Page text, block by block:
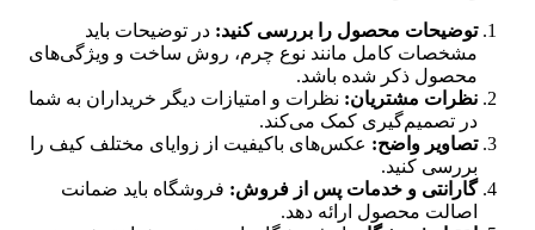
توضیحات محصول را بررسی کنید: در توضیحات باید
مشخصات کامل مانند نوع چرم، روش ساخت و ویژگی‌های
محصول ذکر شده باشد.
نظرات مشتریان: نظرات و امتیازات دیگر خریداران به شما
در تصمیم‌گیری کمک می‌کند.
تصاویر واضح: عکس‌های باکیفیت از زوایای مختلف کیف را
بررسی کنید.
گارانتی و خدمات پس از فروش: فروشگاه باید ضمانت
اصالت محصول ارائه دهد.